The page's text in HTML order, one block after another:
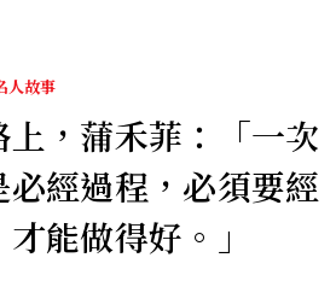
人故事
，蒲禾菲：「一次
經過程，必須要經
能做得好。」